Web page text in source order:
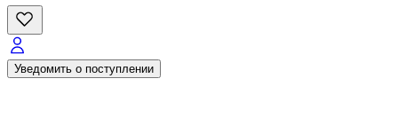
Уведомить о поступлении